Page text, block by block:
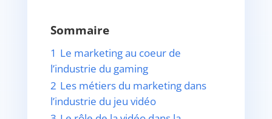
Sommaire
1 Le marketing au coeur de
l’industrie du gaming
2 Les métiers du marketing dans
l’industrie du jeu vidéo